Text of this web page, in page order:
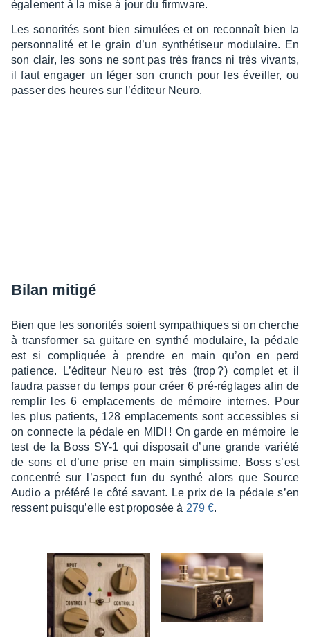
égale­ment à la mise à jour du firm­ware.
Les sono­ri­tés sont bien simu­lées et on recon­naît bien la
person­na­lité et le grain d’un synthé­ti­seur modu­laire. En
son clair, les sons ne sont pas très francs ni très vivants,
il faut enga­ger un léger son crunch pour les éveiller, ou
passer des heures sur l’édi­teur Neuro.
Bilan mitigé
Bien que les sono­ri­tés soient sympa­thiques si on cherche
à trans­for­mer sa guitare en synthé modu­laire, la pédale
est si compliquée à prendre en main qu’on en perd
patience. L’édi­teur Neuro est très (trop ?) complet et il
faudra passer du temps pour créer 6 pré-réglages afin de
remplir les 6 empla­ce­ments de mémoire internes. Pour
les plus patients, 128 empla­ce­ments sont acces­sibles si
on connecte la pédale en MIDI ! On garde en mémoire le
test de la Boss SY-1 qui dispo­sait d’une grande variété
de sons et d’une prise en main simplis­sime. Boss s’est
concen­tré sur l’as­pect fun du synthé alors que Source
Audio a préféré le côté savant. Le prix de la pédale s’en
ressent puisqu’elle est propo­sée à 279 €.